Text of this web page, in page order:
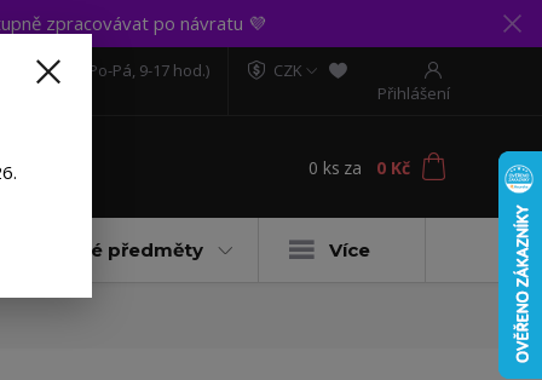
zpracovávat po návratu 💜
CZK
Přihlášení
888 281 (Po-Pá, 9-17 hod.)
0 ks za 0 Kč
Dárkové předměty Více